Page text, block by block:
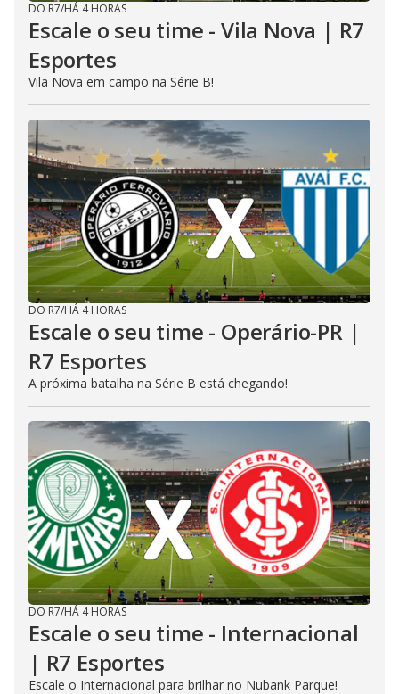
DO R7/HÁ 4 HORAS
Escale o seu time - Vila Nova | R7
Esportes
Vila Nova em campo na Série B!
DO R7/HÁ 4 HORAS
Escale o seu time - Operário-PR |
R7 Esportes
A próxima batalha na Série B está chegando!
DO R7/HÁ 4 HORAS
Escale o seu time - Internacional
| R7 Esportes
Escale o Internacional para brilhar no Nubank Parque!